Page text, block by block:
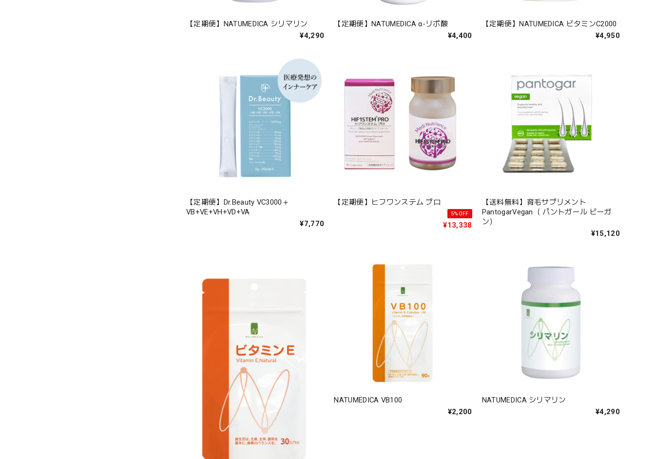
【定期便】NATUMEDICA シリマリン
¥4,290
【定期便】NATUMEDICA α-リポ酸
¥4,400
【定期便】NATUMEDICA ビタミンC2000
¥4,950
【定期便】Dr.Beauty VC3000＋
VB+VE+VH+VD+VA
¥7,770
【定期便】ヒフワンステム プロ
5%OFF
¥13,338
【送料無料】育毛サプリメント
PantogarVegan（ パントガール ビーガ
ン）
¥15,120
NATUMEDICA VB100
¥2,200
NATUMEDICA シリマリン
¥4,290